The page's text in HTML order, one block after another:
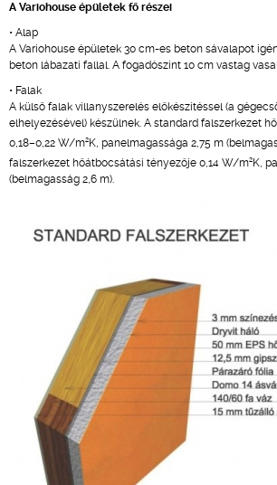
A Variohouse épületek fő részei
• Alap
A Variohouse épületek 30 cm-es beton sávalapot
beton lábazati fallal. A fogadószint 10 cm vastag
• Falak
A külső falak villanyszerelés előkészítéssel (a
elhelyezésével) készülnek. A standard falszerkezet
0,18–0,22 W/m2 K, panelmagassága 2,75 m
falszerkezet hőátbocsátási tényezője 0,14 W/m2 K,
(belmagasság 2,6 m).